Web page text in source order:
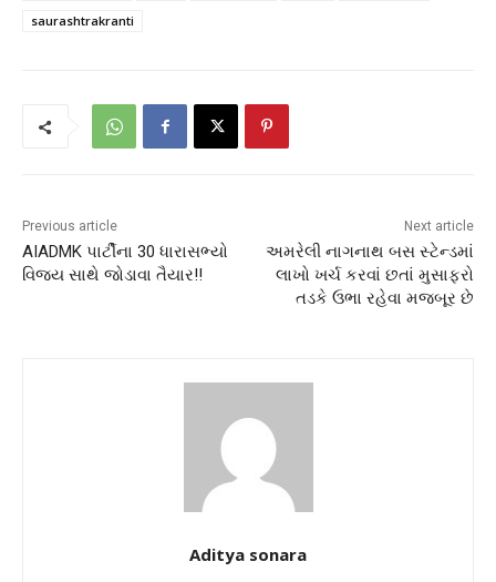
saurashtrakranti
Previous article
AIADMK પાર્ટીના 30 ધારાસભ્યો
વિજય સાથે જોડાવા તૈયાર!!
Next article
અમરેલી નાગનાથ બસ સ્ટેન્ડમાં
લાખો ખર્ચ કરવાં છતાં મુસાફરો
તડકે ઉભા રહેવા મજબૂર છે
Aditya sonara